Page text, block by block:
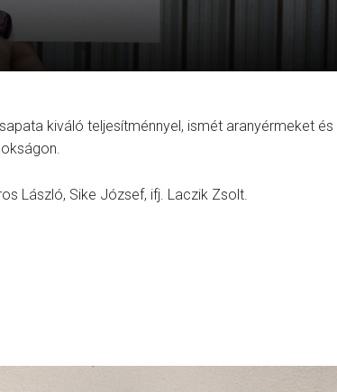
kiváló teljesítménnyel, ismét aranyérmeket és
László, Sike József, ifj. Laczik Zsolt.